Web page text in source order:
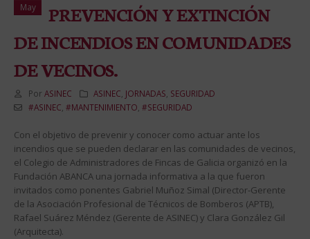
May
PREVENCIÓN Y EXTINCIÓN
DE INCENDIOS EN COMUNIDADES
DE VECINOS.
Por ASINEC ASINEC JORNADAS SEGURIDAD
#ASINEC #MANTENIMIENTO #SEGURIDAD
Con el objetivo de prevenir y conocer como actuar ante los
incendios que se pueden declarar en las comunidades de vecinos,
el Colegio de Administradores de Fincas de Galicia organizó en la
Fundación ABANCA una jornada informativa a la que fueron
invitados como ponentes Gabriel Muñoz Simal (Director-Gerente
de la Asociación Profesional de Técnicos de Bomberos (APTB),
Rafael Suárez Méndez (Gerente de ASINEC) y Clara González Gil
(Arquitecta).